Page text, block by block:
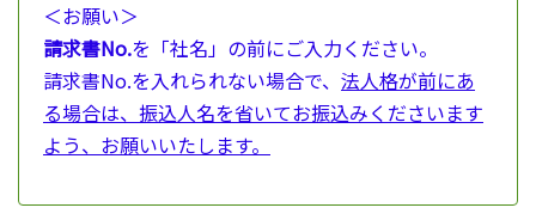
＜お願い＞
請求書No.を「社名」の前にご入力ください。
請求書No.を入れられない場合で、 法人格が前にあ
る場合は、振込人名を省いてお振込みくださいます
よう、お願いいたします。